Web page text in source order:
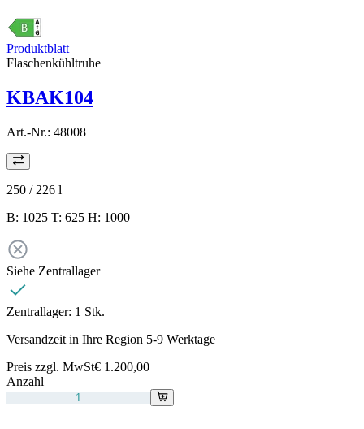
Produktblatt
Flaschenkühltruhe
KBAK104
Art.-Nr.: 48008
250 / 226 l
B: 1025 T: 625 H: 1000
Siehe Zentrallager
Zentrallager: 1 Stk.
Versandzeit in Ihre Region 5-9 Werktage
Preis zzgl. MwSt€ 1.200,00
Anzahl